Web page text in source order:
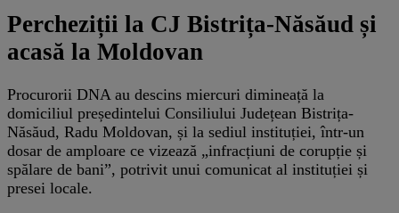
Percheziții la CJ Bistrița-Năsăud și
acasă la Moldovan
Procurorii DNA au descins miercuri dimineață la
domiciliul președintelui Consiliului Județean Bistrița-
Năsăud, Radu Moldovan, și la sediul instituției, într-un
dosar de amploare ce vizează „infracțiuni de corupție și
spălare de bani”, potrivit unui comunicat al instituției și
presei locale.